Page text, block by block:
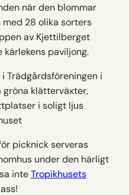
när den blommar
28 olika sorters
av Kjettilberget
paviljong.
picknick serveras
under den härligt
inteTropikhusets